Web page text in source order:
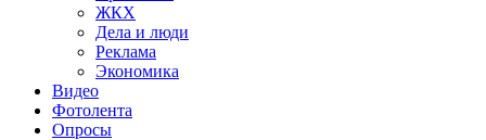
ЖКХ
Дела и люди
Реклама
Экономика
Видео
Фотолента
Опросы